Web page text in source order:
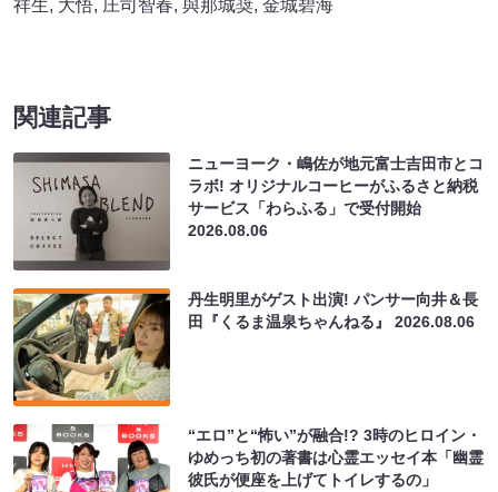
祥生, 大悟, 庄司智春, 與那城奨, 金城碧海
関連記事
ニューヨーク・嶋佐が地元富士吉田市とコ
ラボ! オリジナルコーヒーがふるさと納税
サービス「わらふる」で受付開始
2026.08.06
丹生明里がゲスト出演! パンサー向井＆長
田『くるま温泉ちゃんねる』2026.08.06
“エロ”と“怖い”が融合!? 3時のヒロイン・
ゆめっち初の著書は心霊エッセイ本「幽霊
彼氏が便座を上げてトイレするの」